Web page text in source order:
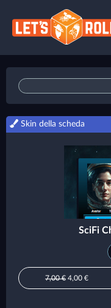
Skin della scheda
SciFi
7,00 € 4,00 €